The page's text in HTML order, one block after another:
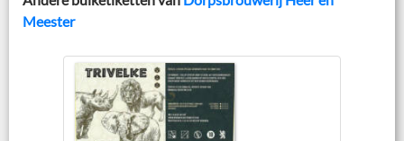
Meester